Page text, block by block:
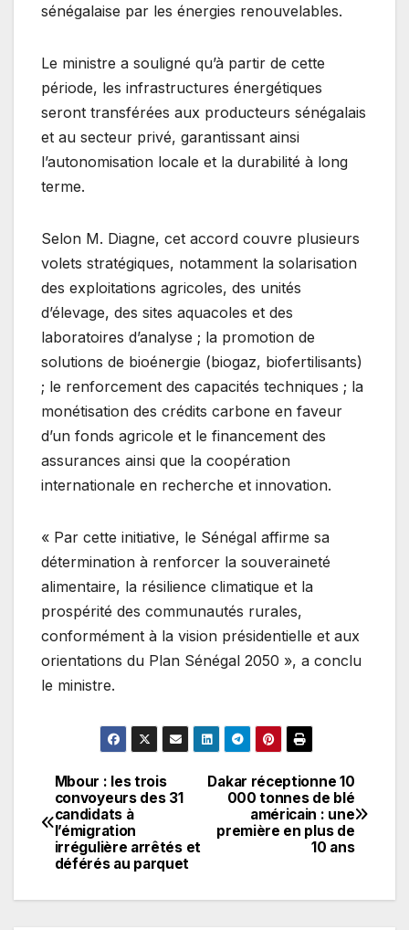
sénégalaise par les énergies renouvelables.
Le ministre a souligné qu’à partir de cette
période, les infrastructures énergétiques
seront transférées aux producteurs sénégalais
et au secteur privé, garantissant ainsi
l’autonomisation locale et la durabilité à long
terme.
Selon M. Diagne, cet accord couvre plusieurs
volets stratégiques, notamment la solarisation
des exploitations agricoles, des unités
d’élevage, des sites aquacoles et des
laboratoires d’analyse ; la promotion de
solutions de bioénergie (biogaz, biofertilisants)
; le renforcement des capacités techniques ; la
monétisation des crédits carbone en faveur
d’un fonds agricole et le financement des
assurances ainsi que la coopération
internationale en recherche et innovation.
« Par cette initiative, le Sénégal affirme sa
détermination à renforcer la souveraineté
alimentaire, la résilience climatique et la
prospérité des communautés rurales,
conformément à la vision présidentielle et aux
orientations du Plan Sénégal 2050 », a conclu
le ministre.
Navigation
de
l’article
Dakar réceptionne 10
000 tonnes de blé
américain : une
première en plus de
10 ans
Mbour : les trois
convoyeurs des 31
candidats à
l’émigration
irrégulière arrêtés et
déférés au parquet